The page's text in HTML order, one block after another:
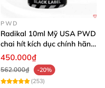
PWD
Radikal 10ml Mỹ USA PWD
chai hít kích dục chính hãng
siêu mạnh
450.000₫
562.000₫
-20%
(253)